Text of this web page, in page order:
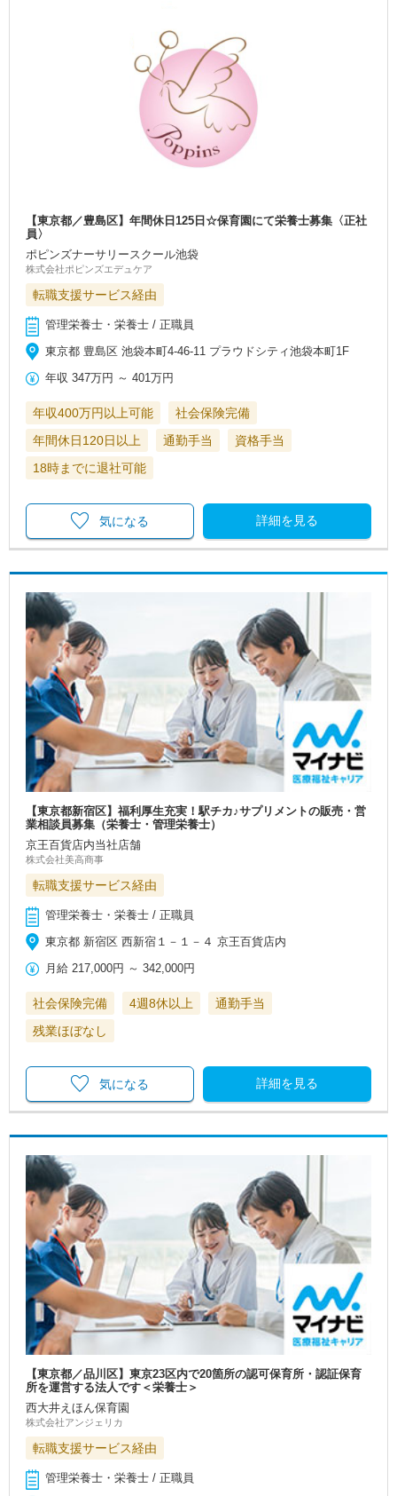
【東京都／豊島区】年間休日125日☆保育園にて栄養士募集〈正社
員〉
ポピンズナーサリースクール池袋
株式会社ポピンズエデュケア
転職支援サービス経由
管理栄養士・栄養士 / 正職員
東京都 豊島区 池袋本町4-46-11 プラウドシティ池袋本町1F
年収 347万円 ～401万円
年収400万円以上可能
社会保険完備
年間休日120日以上
通勤手当
資格手当
18時までに退社可能
詳細を見る
気になる
【東京都新宿区】福利厚生充実！駅チカ♪サプリメントの販売・営
業相談員募集（栄養士・管理栄養士）
京王百貨店内当社店舗
株式会社美高商事
転職支援サービス経由
管理栄養士・栄養士 / 正職員
東京都 新宿区 西新宿１－１－４ 京王百貨店内
月給 217,000円 ～342,000円
社会保険完備 4週8休以上
通勤手当
残業ほぼなし
詳細を見る
気になる
【東京都／品川区】東京23区内で20箇所の認可保育所・認証保育
所を運営する法人です＜栄養士＞
西大井えほん保育園
株式会社アンジェリカ
転職支援サービス経由
管理栄養士・栄養士 / 正職員